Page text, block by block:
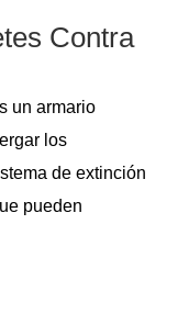
Contra
un armario
los
de extinción
pueden